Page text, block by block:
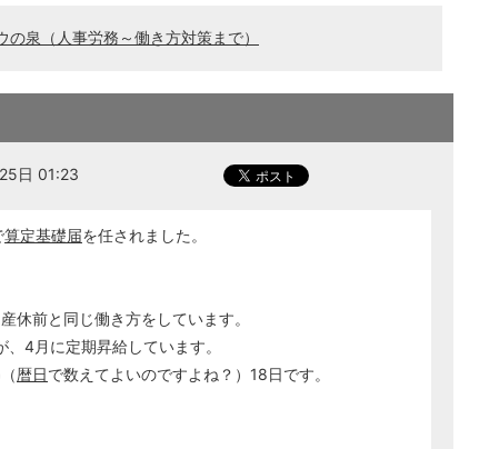
の泉（人事労務～働き方対策まで）
日 01:23
算定基礎届を任されました。
休前と同じ働き方をしています。
4月に定期昇給しています。
暦日で数えてよいのですよね？）18日です。